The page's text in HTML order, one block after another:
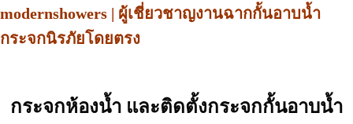
modernshowers | ผู้เชี่ยวชาญงานฉากกั้นอาบน้ำ
กระจกนิรภัยโดยตรง
กระจกห้องน้ำ และติดตั้งกระจกกั้นอาบน้ำ